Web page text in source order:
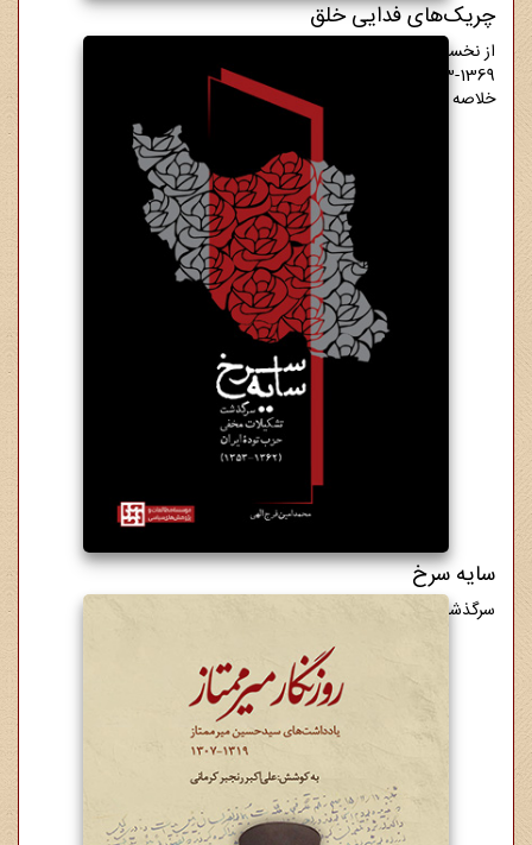
چریک‌های فدایی خلق
از نخستین کنش‌ها تا نخستین کنگره
1343-1369
خلاصه دوره دو جلدی
سایه سرخ
سرگذشت تشکیلات مخفی حزب توده ایران (1362-1353)
5,500,000 ریال